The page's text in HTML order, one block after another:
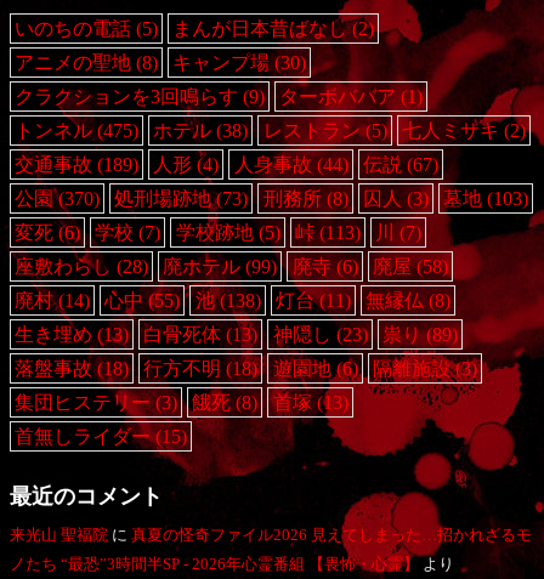
いのちの電話 (5) まんが日本昔ばなし(2)
アニメの聖地 (8) キャンプ場 (30)
クラクションを3回鳴らす (9) ターボババア (1)
トンネル (475) ホテル (38) レストラン(5) 七人ミサキ (2)
交通事故 (189) 人形 (4) 人身事故 (44) 伝説(67)
公園(370) 処刑場跡地(73) 刑務所(8) 囚人 (3) 墓地(103)
変死 (6) 学校 (7) 学校跡地(5) 峠(113) 川 (7)
座敷わらし (28) 廃ホテル (99) 廃寺(6) 廃屋(58)
廃村(14) 心中(55) 池(138) 灯台(11) 無縁仏 (8)
生き埋め (13) 白骨死体 (13) 神隠し (23) 祟り(89)
落盤事故 (18) 行方不明 (18) 遊園地(6) 隔離施設(3)
集団ヒステリー(3) 餓死 (8) 首塚 (13)
首無しライダー(15)
最近のコメント
来光山 聖福院 に 真夏の怪奇ファイル2026 見えてしまった…招かれざるモ
ノたち “最恐”3時間半SP - 2026年心霊番組 【畏怖・心霊】
より